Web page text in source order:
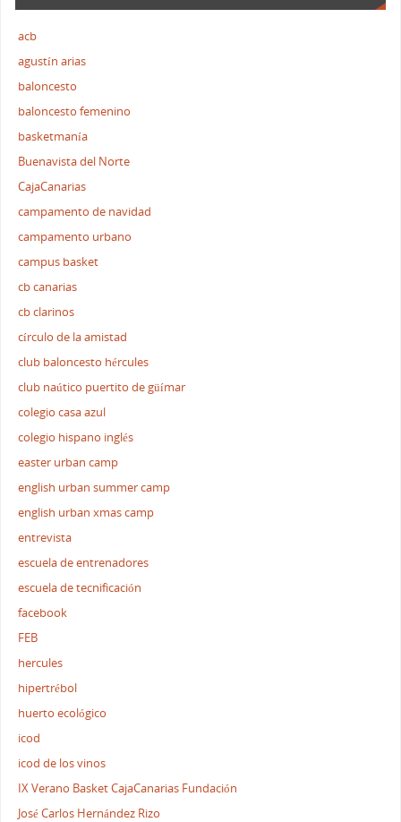
acb
agustín arias
baloncesto
baloncesto femenino
basketmanía
Buenavista del Norte
CajaCanarias
campamento de navidad
campamento urbano
campus basket
cb canarias
cb clarinos
círculo de la amistad
club baloncesto hércules
club naútico puertito de güímar
colegio casa azul
colegio hispano inglés
easter urban camp
english urban summer camp
english urban xmas camp
entrevista
escuela de entrenadores
escuela de tecnificación
facebook
FEB
hercules
hipertrébol
huerto ecológico
icod
icod de los vinos
IX Verano Basket CajaCanarias Fundación
José Carlos Hernández Rizo